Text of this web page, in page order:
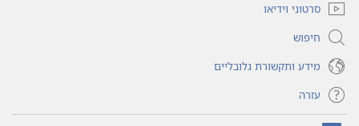
סרטוני וידיאו
חיפוש
מידע ותקשורת גלובליים
עזרה